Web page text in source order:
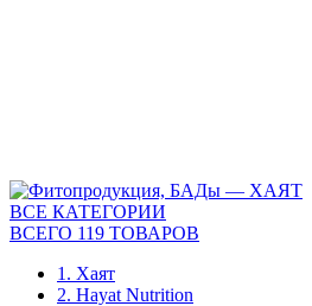
ВСЕ КАТЕГОРИИ
ВСЕГО 119 ТОВАРОВ
1. Хаят
2. Hayat Nutrition